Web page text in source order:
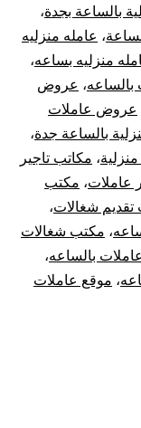
بالساعة بجدة،
، عامله منزليه
منزليه بساعه،
، عروض
عروض عاملات
بالساعة جدة،
، مكاتب تاجير
عاملات، مكتب
شغالات،
، مكتب شغالات
بالساعه،
، موقع عاملات